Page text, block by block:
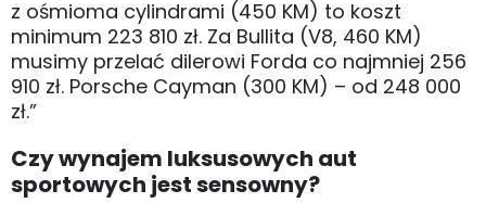
z ośmioma cylindrami (450 KM) to koszt
minimum 223 810 zł. Za Bullita (V8, 460 KM)
musimy przelać dilerowi Forda co najmniej 256
910 zł. Porsche Cayman (300 KM) – od 248 000
zł.”
Czy wynajem luksusowych aut
sportowych jest sensowny?